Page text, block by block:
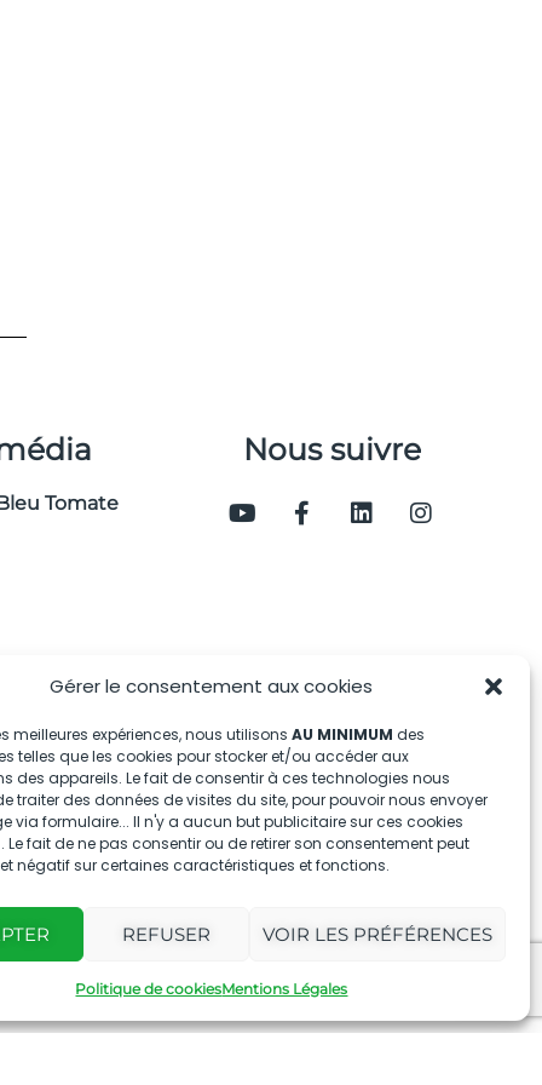
Gérer le consentement aux cookies
meilleures expériences, nous utilisons AU MINIMUM des
telles que les cookies pour stocker et/ou accéder aux
des appareils. Le fait de consentir à ces technologies nous
traiter des données de visites du site, pour pouvoir nous envoyer
via formulaire... Il n'y a aucun but publicitaire sur ces cookies
Le fait de ne pas consentir ou de retirer son consentement peut
négatif sur certaines caractéristiques et fonctions.
REFUSER VOIR LES PRÉFÉRENCES
Politique de cookiesMentions Légales
Tomate
Nous suivre